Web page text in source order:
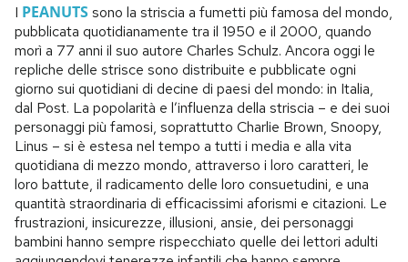
I PEANUTSsono la striscia a fumetti più famosa del mondo,
pubblicata quotidianamente tra il 1950 e il 2000, quando
morì a 77 anni il suo autore Charles Schulz. Ancora oggi le
repliche delle strisce sono distribuite e pubblicate ogni
giorno sui quotidiani di decine di paesi del mondo: in Italia,
dal Post. La popolarità e l’influenza della striscia – e dei suoi
personaggi più famosi, soprattutto Charlie Brown, Snoopy,
Linus – si è estesa nel tempo a tutti i media e alla vita
quotidiana di mezzo mondo, attraverso i loro caratteri, le
loro battute, il radicamento delle loro consuetudini, e una
quantità straordinaria di efficacissimi aforismi e citazioni. Le
frustrazioni, insicurezze, illusioni, ansie, dei personaggi
bambini hanno sempre rispecchiato quelle dei lettori adulti